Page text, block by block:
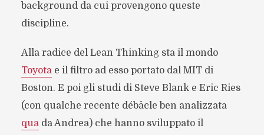
background da cui provengono queste
discipline.
Alla radice del Lean Thinking sta il mondo
Toyotae il filtro ad esso portato dal MIT di
Boston. E poi gli studi di Steve Blank e Eric Ries
(con qualche recente débâcle ben analizzata
quada Andrea) che hanno sviluppato il